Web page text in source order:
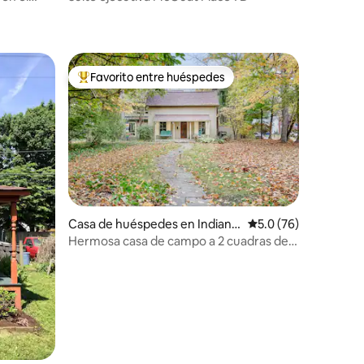
Favorito entre huéspedes preferido
Favorito entre huéspedes
Casa de huéspedes en Indiana
polis
Calificación
5.0 (76)
Hermosa casa de campo a 2 cuadras de